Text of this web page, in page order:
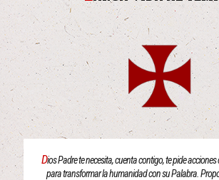
Dios Padre te necesita, cuenta contigo, te pide
para transformar la humanidad con su Palabra.